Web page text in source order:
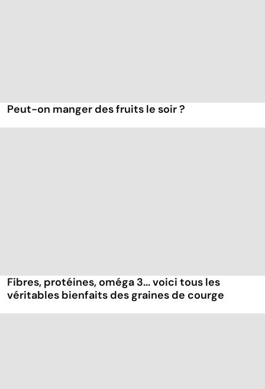
Peut-on manger des fruits le soir ?
Fibres, protéines, oméga 3... voici tous les
véritables bienfaits des graines de courge